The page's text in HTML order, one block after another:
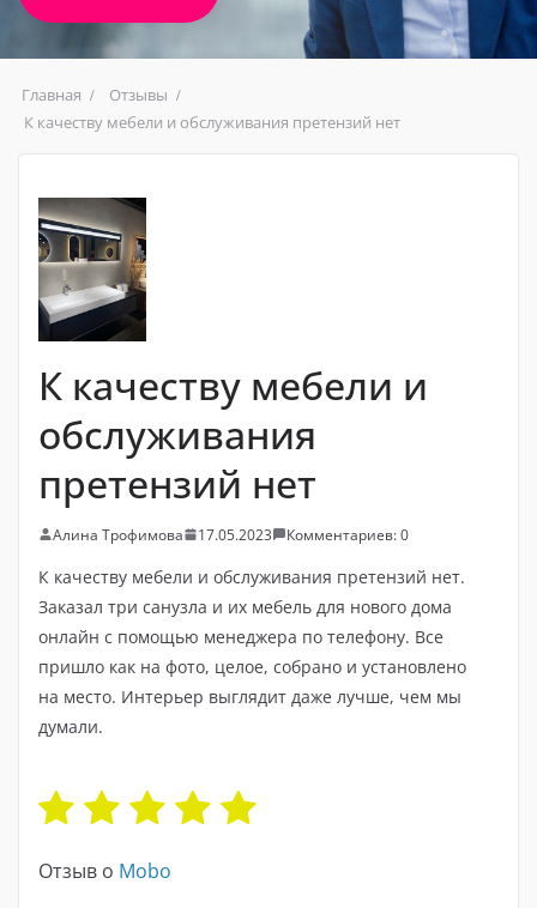
Главная
Отзывы
К качеству мебели и обслуживания претензий нет
К качеству мебели и
обслуживания
претензий нет
Алина Трофимова 17.05.2023 Комментариев: 0
К качеству мебели и обслуживания претензий нет.
Заказал три санузла и их мебель для нового дома
онлайн с помощью менеджера по телефону. Все
пришло как на фото, целое, собрано и установлено
на место. Интерьер выглядит даже лучше, чем мы
думали.
Отзыв о Mobo